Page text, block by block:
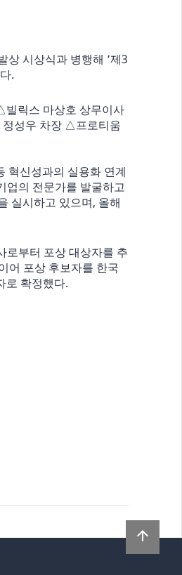
시상식과 병행해 ‘제3
.
릭스 마상호 상무이사
성우 차장 △프로티움
혁신성과의 실용화 연계
업의 전문가를 발굴하고
실시하고 있으며, 올해
로부터 포상 대상자를 추
어 포상 후보자를 한국
로 확정했다.
arrow_upward